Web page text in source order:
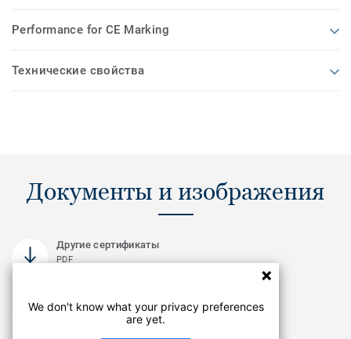
Performance for CE Marking
Технические свойства
Документы и изображения
Другие сертификаты
PDF
Другие сертификаты
We don't know what your privacy preferences
are yet.